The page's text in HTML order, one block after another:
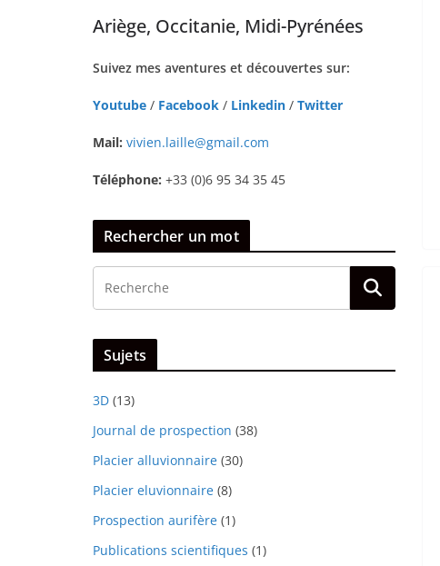
Ariège, Occitanie, Midi-Pyrénées
Suivez mes aventures et découvertes sur:
Youtube / Facebook / Linkedin / Twitter
Mail: vivien.laille@gmail.com
Téléphone: +33 (0)6 95 34 35 45
Rechercher un mot
Sujets
3D (13)
Journal de prospection (38)
Placier alluvionnaire (30)
Placier eluvionnaire (8)
Prospection aurifère (1)
Publications scientifiques (1)